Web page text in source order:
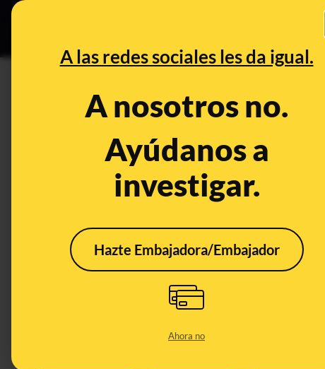
A las redes sociales les da igual.
A nosotros no.
Ayúdanos a
investigar.
Hazte Embajadora/Embajador
Ahora no
Especial
No, este vídeo no es de
Franja de Gaza, es un
combate
Oct 10, 2023, 11:53:12 AM